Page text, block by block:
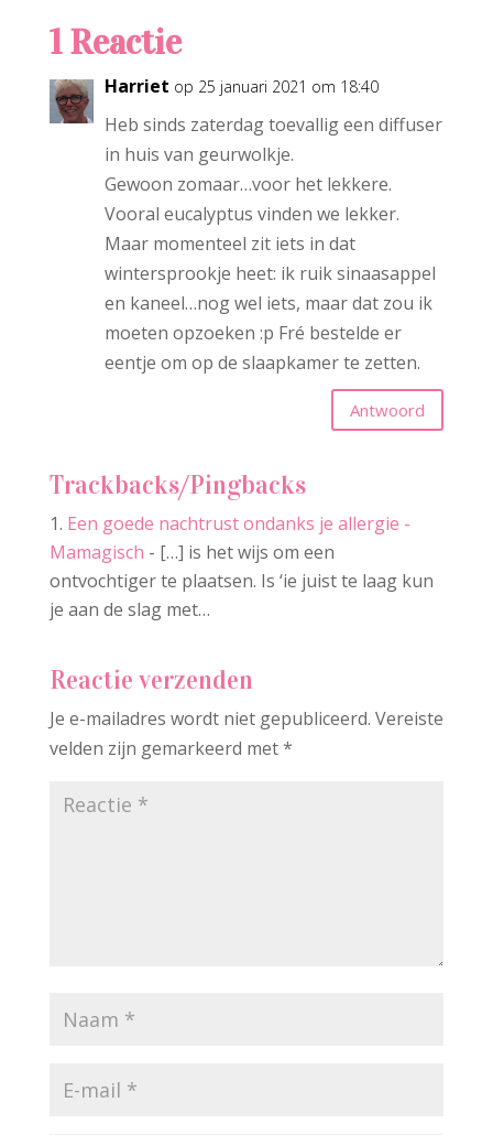
1 Reactie
Harriet op 25 januari 2021 om 18:40
Heb sinds zaterdag toevallig een diffuser
in huis van geurwolkje.
Gewoon zomaar…voor het lekkere.
Vooral eucalyptus vinden we lekker.
Maar momenteel zit iets in dat
wintersprookje heet: ik ruik sinaasappel
en kaneel…nog wel iets, maar dat zou ik
moeten opzoeken :p Fré bestelde er
eentje om op de slaapkamer te zetten.
Antwoord
Trackbacks/Pingbacks
Een goede nachtrust ondanks je allergie -
Mamagisch - […] is het wijs om een
ontvochtiger te plaatsen. Is ‘ie juist te laag kun
je aan de slag met…
Reactie verzenden
Je e-mailadres wordt niet gepubliceerd. Vereiste
velden zijn gemarkeerd met*